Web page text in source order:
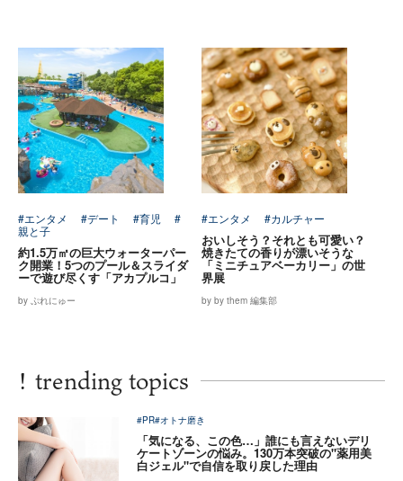
#エンタメ #デート #育児
#
親と子
約1.5万㎡の巨大ウォーターパー
ク開業！5つのプール＆スライダ
ーで遊び尽くす「アカプルコ」
by ぷれにゅー
#エンタメ #カルチャー
おいしそう？それとも可愛い？
焼きたての香りが漂いそうな
「ミニチュアベーカリー」の世
界展
by by them 編集部
! trending topics
#PR#オトナ磨き
「気になる、この色…」誰にも言えないデリ
ケートゾーンの悩み。130万本突破の"薬用美
白ジェル"で自信を取り戻した理由